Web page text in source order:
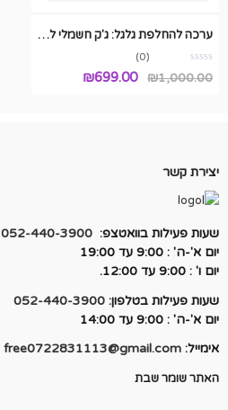
ערכה להחלפת גלגל: ג'ק חשמלי לרכב + קומפרסור לרכב + מפתח גלגלים חשמלי
(0)
₪1,000.00
המחיר ₪699.00
יצירת קשר
שעות פעילות בוואטצפ: 052-440-3900
יום א'-ה' : 9:00 עד 19:00
יום ו' : 9:00 עד 12:00.
שעות פעילות בטלפון: 052-440-3900
יום א'-ה' : 9:00 עד 14:00
אימייל: free0722831113@gmail.com
האתר שומר שבת